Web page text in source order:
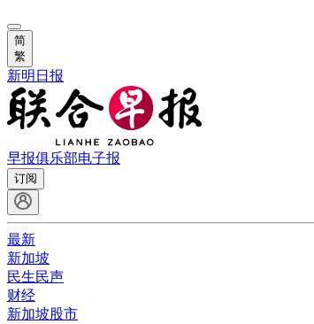
简
繁
新明日报
早报俱乐部电子报
订阅
最新
新加坡
民生民声
财经
新加坡股市